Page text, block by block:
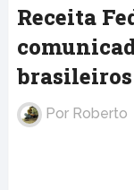
Receita
brasileiros
Por Roberto